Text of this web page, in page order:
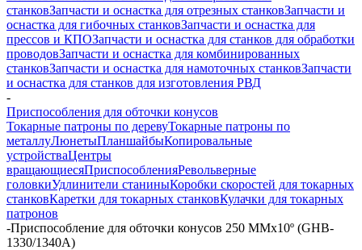
станковЗапчасти и оснастка для отрезных станковЗапчасти и
оснастка для гибочных станковЗапчасти и оснастка для
прессов и КПОЗапчасти и оснастка для станков для обработки
проводовЗапчасти и оснастка для комбинированных
станковЗапчасти и оснастка для намоточных станковЗапчасти
и оснастка для станков для изготовления РВД
-
Приспособления для обточки конусов
Токарные патроны по деревуТокарные патроны по
металлуЛюнетыПланшайбыКопировальные
устройстваЦентры
вращающиесяПриспособленияРевольверные
головкиУдлинители станиныКоробки скоростей для токарных
станковКаретки для токарных станковКулачки для токарных
патронов
-Приспособление для обточки конусов 250 ММх10º (GHB-
1330/1340A)